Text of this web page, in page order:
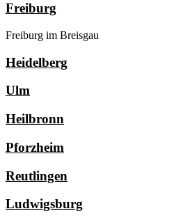
Freiburg
Freiburg im Breisgau
Heidelberg
Ulm
Heilbronn
Pforzheim
Reutlingen
Ludwigsburg